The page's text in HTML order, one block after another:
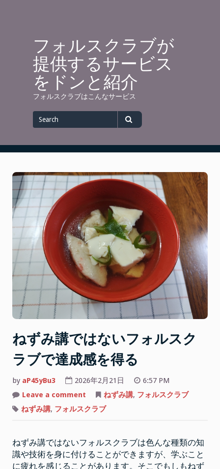
フォルスクラブが
提供するサービス
をドンと紹介
フォルスクラブはこんなサービス
for
ねずみ講ではないフォルスク
ラブで達成感を得る
by aP45yBu3 2026年2月21日
6:57 PM
Leave a comment
ず
み
な
い
フ
ォ
ねずみ講, フォルスクラブ
ねずみ講, フォルスクラブ
ねずみ講ではないフォルスクラブは色んな種類の知
識や技術を身に付けることができますが、学ぶこと
に疲れを感じることがあります。そこでもしもねず